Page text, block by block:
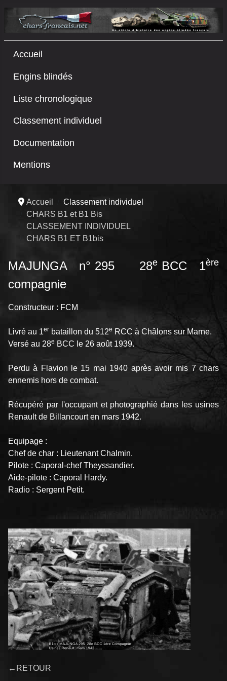
Accueil
Engins blindés
Liste chronologique
Classement individuel
Documentation
Mentions
Accueil
Classement individuel
CHARS B1 et B1 Bis
CLASSEMENT INDIVIDUEL
CHARS B1 ET B1bis
MAJUNGA n° 295 28eBCC 1ère
compagnie
Constructeur : FCM
Livré au 1er bataillon du 512e RCC à Châlons sur Marne.
Versé au 28e BCC le 26 août 1939.
Perdu à Flavion le 15 mai 1940 après avoir mis 7 chars
ennemis hors de combat.
Récupéré par l'occupant et photographié dans les usines
Renault de Billancourt en mars 1942.
Equipage :
Chef de char : Lieutenant Chalmin.
Pilote : Caporal-chef Theyssandier.
Aide-pilote : Caporal Hardy.
Radio : Sergent Petit.
←RETOUR